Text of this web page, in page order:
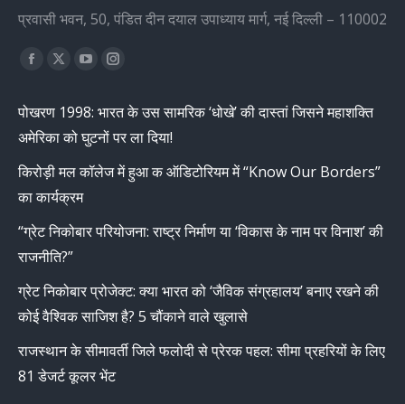
प्रवासी भवन, 50, पंडित दीन दयाल उपाध्याय मार्ग, नई दिल्ली – 110002
Find us on:
Facebook
opens
in
new
window
X
opens
in
new
window
YouTube
opens
in
new
window
Instagram
opens
in
new
window
पोखरण 1998: भारत के उस सामरिक ‘धोखे’ की दास्तां जिसने महाशक्ति
अमेरिका को घुटनों पर ला दिया!
किरोड़ी मल कॉलेज में हुआ क ऑडिटोरियम में “Know Our Borders”
का कार्यक्रम
“ग्रेट निकोबार परियोजना: राष्ट्र निर्माण या ‘विकास के नाम पर विनाश’ की
राजनीति?”
ग्रेट निकोबार प्रोजेक्ट: क्या भारत को ‘जैविक संग्रहालय’ बनाए रखने की
कोई वैश्विक साजिश है? 5 चौंकाने वाले खुलासे
राजस्थान के सीमावर्ती जिले फलोदी से प्रेरक पहल: सीमा प्रहरियों के लिए
81 डेजर्ट कूलर भेंट